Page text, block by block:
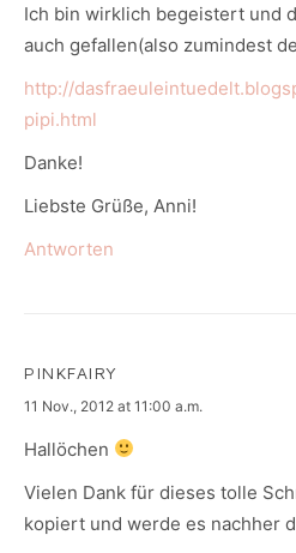
Ich bin wirklich begeistert und
auch gefallen(also zumindest
http://
pipi.html
Danke!
Liebste Grüße, Anni!
Antworten
PINKFAIRY
says:
11 Nov., 2012 at 11:00 a.m.
Hallöchen
Vielen Dank für dieses tolle
kopiert und werde es nachher